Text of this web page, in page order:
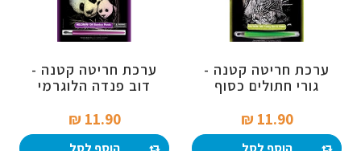
ערכת חריטה קטנה -
גורי חתולים כסוף
11.90 ₪‎
ערכת חריטה קטנה -
דוב פנדה הלוגרמי
11.90 ₪‎